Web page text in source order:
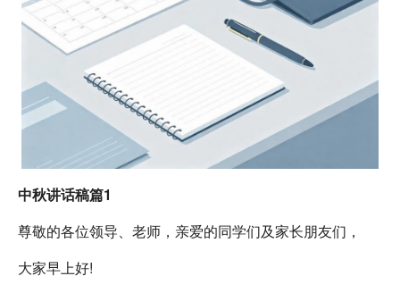
中秋讲话稿篇1
尊敬的各位领导、老师，亲爱的同学们及家长朋友们，
大家早上好!